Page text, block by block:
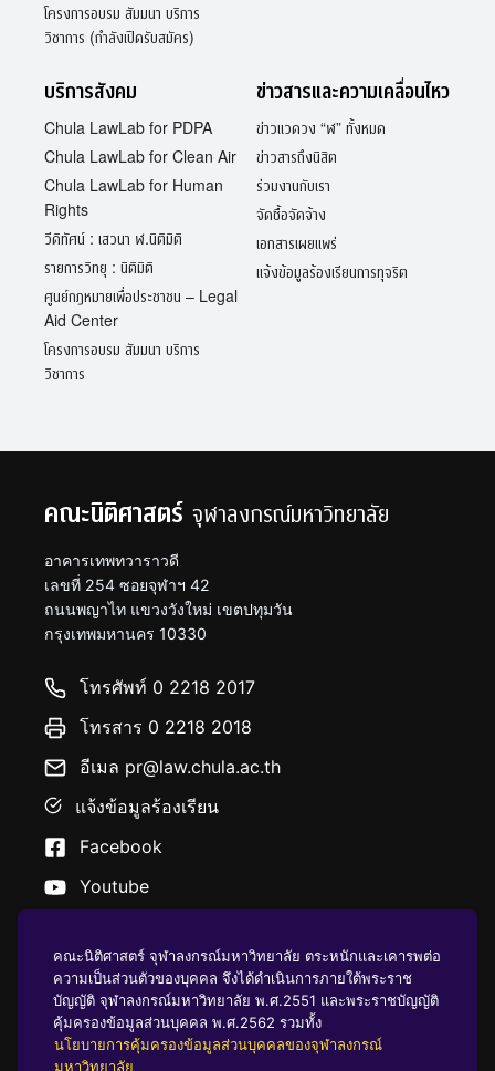
โครงการอบรม สัมมนา บริการ
วิชาการ (กำลังเปิดรับสมัคร)
บริการสังคม
Chula LawLab for PDPA
Chula LawLab for Clean Air
Chula LawLab for Human
Rights
วีดิทัศน์ : เสวนา ฬ.นิติมิติ
รายการวิทยุ : นิติมิติ
ศูนย์กฎหมายเพื่อประชาชน – Legal
Aid Center
โครงการอบรม สัมมนา บริการ
วิชาการ
ข่าวสารและความเคลื่อนไหว
ข่าวแวดวง “ฬ” ทั้งหมด
ข่าวสารถึงนิสิต
ร่วมงานกับเรา
จัดซื้อจัดจ้าง
เอกสารเผยแพร่
แจ้งข้อมูลร้องเรียนการทุจริต
คณะนิติศาสตร์ จุฬาลงกรณ์มหาวิทยาลัย
อาคารเทพทวาราวดี
เลขที่ 254 ซอยจุฬาฯ 42
ถนนพญาไท แขวงวังใหม่ เขตปทุมวัน
กรุงเทพมหานคร 10330
โทรศัพท์ 0 2218 2017
โทรสาร 0 2218 2018
อีเมล pr@law.chula.ac.th
แจ้งข้อมูลร้องเรียน
Facebook
Youtube
นโยบายคุ้มครองข้อมูลส่วนบุคคล
คณะนิติศาสตร์ จุฬาลงกรณ์มหาวิทยาลัย ตระหนักและเคารพต่อ
ความเป็นส่วนตัวของบุคคล จึงได้ดำเนินการภายใต้พระราช
บัญญัติ จุฬาลงกรณ์มหาวิทยาลัย พ.ศ.2551 และพระราชบัญญัติ
คุ้มครองข้อมูลส่วนบุคคล พ.ศ.2562 รวมทั้ง
นโยบายการคุ้มครองข้อมูลส่วนบุคคลของจุฬาลงกรณ์
มหาวิทยาลัย